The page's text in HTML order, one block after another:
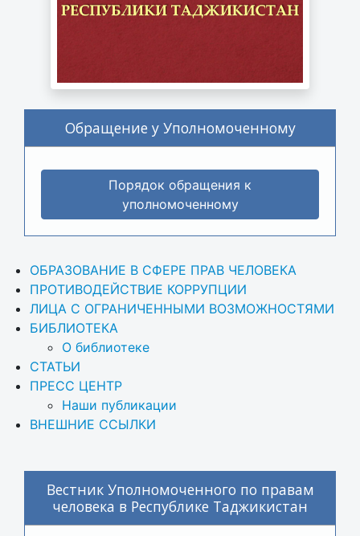
Обращение у Уполномоченному
Порядок обращения к
уполномоченному
ОБРАЗОВАНИЕ В СФЕРЕ ПРАВ ЧЕЛОВЕКА
ПРОТИВОДЕЙСТВИЕ КОРРУПЦИИ
ЛИЦА С ОГРАНИЧЕННЫМИ ВОЗМОЖНОСТЯМИ
БИБЛИОТЕКА
О библиотеке
СТАТЬИ
ПРЕСС ЦЕНТР
Наши публикации
ВНЕШНИЕ ССЫЛКИ
Вестник Уполномоченного по правам
человека в Республике Таджикистан